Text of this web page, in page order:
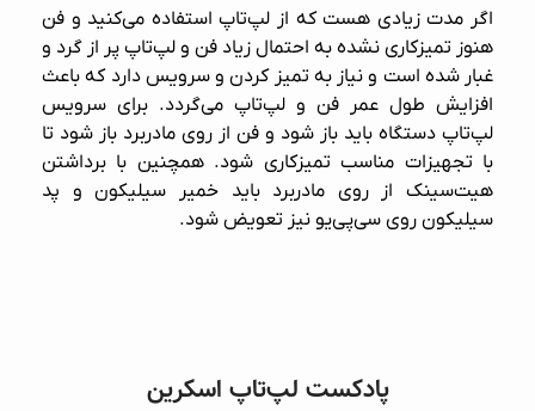
اگر مدت زیادی هست که از لپ‌تاپ استفاده می‌کنید و فن
هنوز تمیزکاری نشده به احتمال زیاد فن و لپ‌تاپ پر از گرد و
غبار شده است و نیاز به تمیز کردن و سرویس دارد که باعث
افزایش طول عمر فن و لپ‌تاپ می‌گردد. برای سرویس
لپ‌تاپ دستگاه باید باز شود و فن از روی مادربرد باز شود تا
با تجهیزات مناسب تمیزکاری شود. همچنین با برداشتن
هیت‌سینک از روی مادربرد باید خمیر سیلیکون و پد
سیلیکون روی سی‌پی‌یو نیز تعویض شود.
پادکست لپ‌تاپ اسکرین